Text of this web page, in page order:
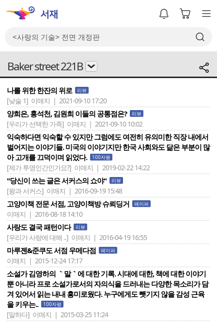
Baker street 221B
나를 위한 한잔의 위로 리뷰
[낮술 1] 이매지 | 2021-09-10 17:20
양희은, 홍석천, 김원희 이들의 공통점은? 리뷰
[우리가 선택한 가족] 이매지 | 2021-09-10 10:02
익숙하다면 익숙할 수 있지만 그럼에도 여전히 유의미한 직장 내에서
벌어지는 이야기들. 미국의 이야기지만 한국 사회와도 닮은 부분이 많
아 고개를 끄덕이며 읽었다.
100자평
[제가 투명인간인가요?] 이매지 | 2019-02-22 14:22
"당신이 쓰는 글은 서커스의 쇼야" 리뷰
[왕과 서커스] 이매지 | 2016-09-19 15:48
고양이책 전문 서점, 고양이책방 슈뢰딩거 페이퍼
이매지 | 2016-08-18 14:10
사랑도 결국 패턴이다 리뷰
[우리가 사랑에 대해 ..] 이매지 | 2016-04-19 16:55
마루젠&준쿠도 서점 우메다점 페이퍼
이매지 | 2015-12-24 17:17
소설가 김영하의 ｀말｀에 대한 기록. 시대에 대한, 책에 대한 이야기
뿐 아니라 프로 소설가로서의 자의식을 드러내는 다양한 목소리가 담
겨 있어서 읽는 내내 흥미로웠다. 누구에게도 뺏기지 않을 감성 근육
을 키우는..
100자평
[말하다] 이매지 | 2015-03-25 11:24